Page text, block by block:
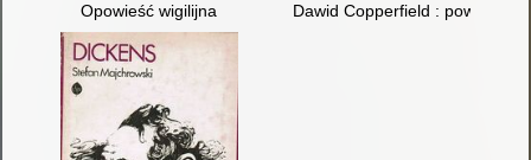
Opowieść wigilijna Dawid Copperfield : powieść. T.